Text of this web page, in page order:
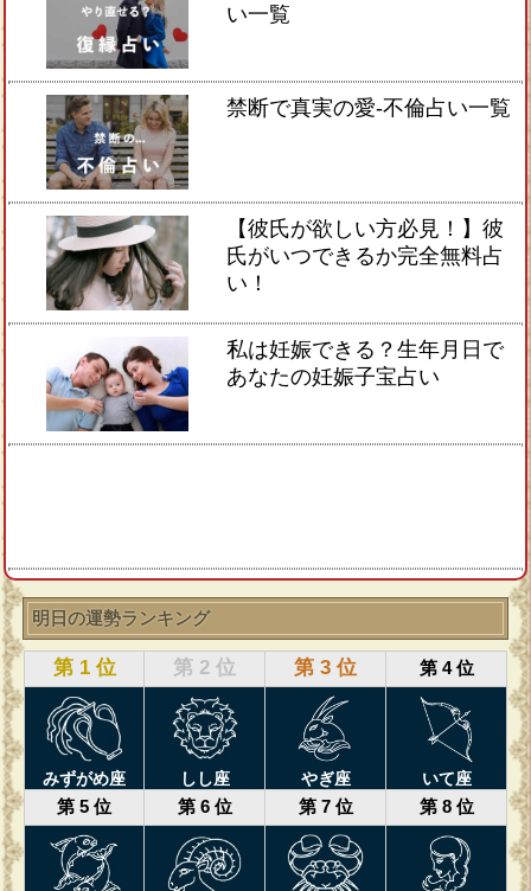
い一覧
禁断で真実の愛-不倫占い一覧
【彼氏が欲しい方必見！】彼
氏がいつできるか完全無料占
い！
私は妊娠できる？生年月日で
あなたの妊娠子宝占い
明日の運勢ランキング
第 1 位 第 2 位 第 3 位 第 4 位
みずがめ座 しし座 やぎ座 いて座
第 5 位 第 6 位 第 7 位 第 8 位